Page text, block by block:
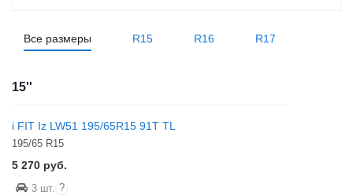
Все размеры R15 R16 R17
15''
i FIT Iz LW51 195/65R15 91T TL
195/65 R15
5 270 руб.
3 шт. ?